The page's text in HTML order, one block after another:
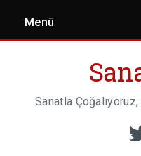
Menü
Sanatla